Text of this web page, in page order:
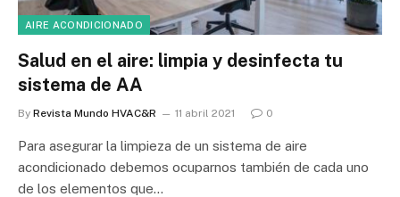
AIRE ACONDICIONADO
Salud en el aire: limpia y desinfecta tu
sistema de AA
By Revista Mundo HVAC&R 11 abril 2021 0
Para asegurar la limpieza de un sistema de aire
acondicionado debemos ocuparnos también de cada uno
de los elementos que…